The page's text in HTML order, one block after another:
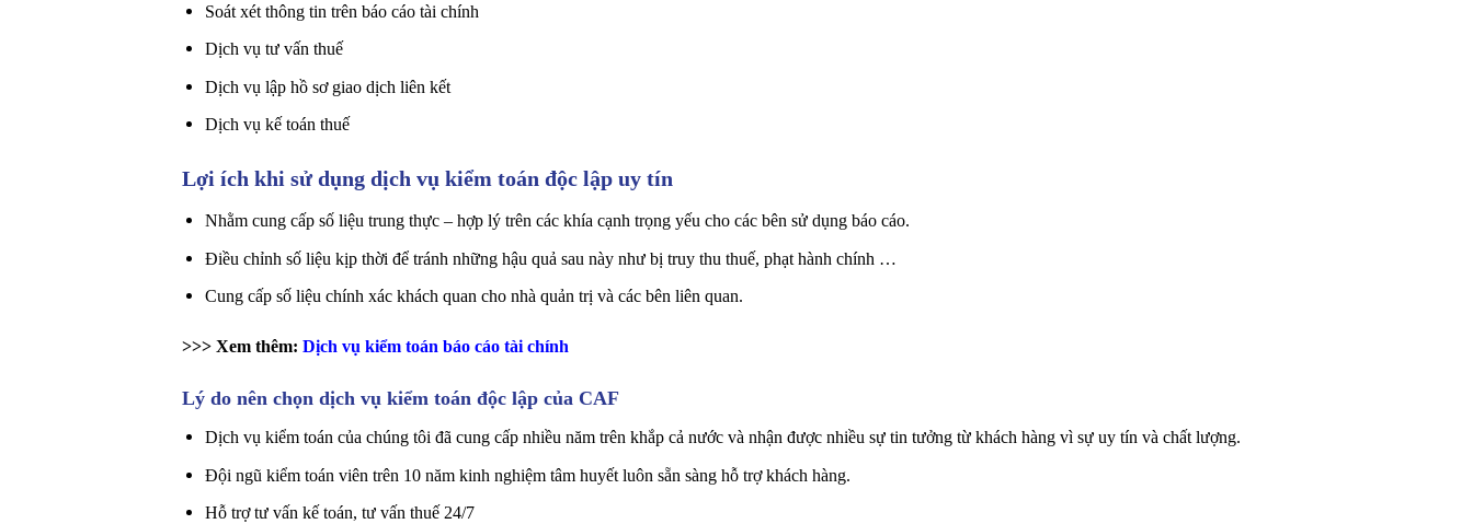
Soát xét thông tin trên báo cáo tài chính
Dịch vụ tư vấn thuế
Dịch vụ lập hồ sơ giao dịch liên kết
Dịch vụ kế toán thuế
Lợi ích khi sử dụng dịch vụ kiểm toán độc lập uy tín
Nhằm cung cấp số liệu trung thực – hợp lý trên các khía cạnh trọng yếu cho các bên sử dụng báo cáo.
Điều chỉnh số liệu kịp thời để tránh những hậu quả sau này như bị truy thu thuế, phạt hành chính …
Cung cấp số liệu chính xác khách quan cho nhà quản trị và các bên liên quan.
>>> Xem thêm:Dịch vụ kiểm toán báo cáo tài chính
Lý do nên chọn dịch vụ kiểm toán độc lập của CAF
Dịch vụ kiểm toán của chúng tôi đã cung cấp nhiều năm trên khắp cả nước và nhận được nhiều sự tin tưởng từ khách hàng vì sự uy tín và chất lượng.
Đội ngũ kiểm toán viên trên 10 năm kinh nghiệm tâm huyết luôn sẵn sàng hỗ trợ khách hàng.
Hỗ trợ tư vấn kế toán, tư vấn thuế 24/7